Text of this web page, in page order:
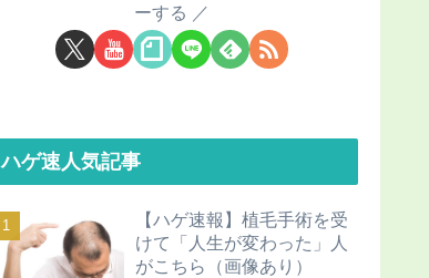
ーする
ハゲ速人気記事
【ハゲ速報】植毛手術を受
けて「人生が変わった」人
がこちら（画像あり）